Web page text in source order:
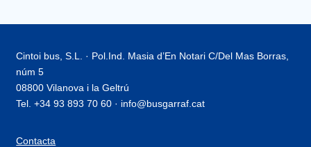
Cintoi bus, S.L. · Pol.Ind. Masia d’En Notari C/Del Mas Borras,
núm 5
08800 Vilanova i la Geltrú
Tel. +34 93 893 70 60 · info@busgarraf.cat
Contacta